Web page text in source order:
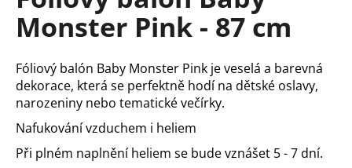
0,0
hvězdiček.
Monster Pink - 87 cm
Fóliový balón Baby Monster Pink je veselá a barevná
dekorace, která se perfektně hodí na dětské oslavy,
narozeniny nebo tematické večírky.
Nafukování vzduchem i heliem
Při plném naplnění heliem se bude vznášet 5 - 7 dní.
a
j
í
t
?